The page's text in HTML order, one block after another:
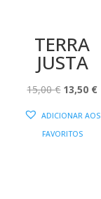
TERRA
JUSTA
15,00€ O
13,50 €O
ADICIONAR AOS
FAVORITOS